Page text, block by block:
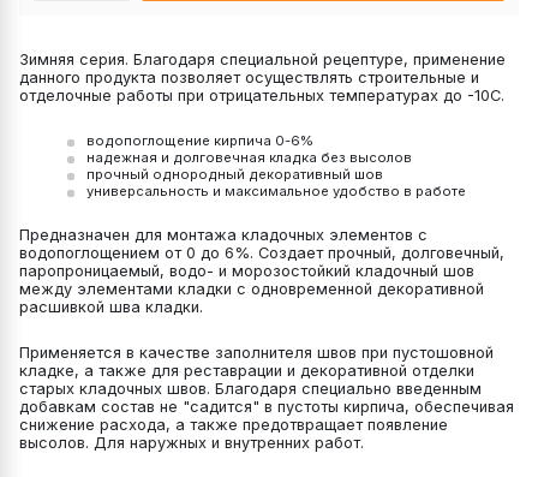
Зимняя серия. Благодаря специальной рецептуре, применение
данного продукта позволяет осуществлять строительные и
отделочные работы при отрицательных температурах до -10С.
водопоглощение кирпича 0-6%
надежная и долговечная кладка без высолов
прочный однородный декоративный шов
универсальность и максимальное удобство в работе
Предназначен для монтажа кладочных элементов с
водопоглощением от 0 до 6%. Создает прочный, долговечный,
паропроницаемый, водо- и морозостойкий кладочный шов
между элементами кладки с одновременной декоративной
расшивкой шва кладки.
Применяется в качестве заполнителя швов при пустошовной
кладке, а также для реставрации и декоративной отделки
старых кладочных швов. Благодаря специально введенным
добавкам состав не "садится" в пустоты кирпича, обеспечивая
снижение расхода, а также предотвращает появление
высолов. Для наружных и внутренних работ.